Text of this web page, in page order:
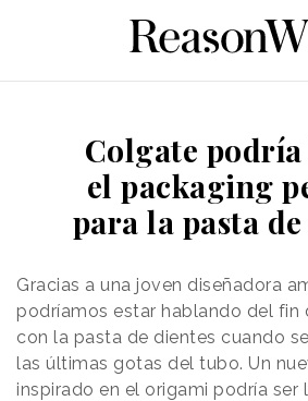
Colgate
el packaging
para la pasta
Gracias a una joven diseñadora
podríamos estar hablando del fin
con la pasta de dientes cuando
las últimas gotas del tubo. Un
inspirado en el origami podría ser